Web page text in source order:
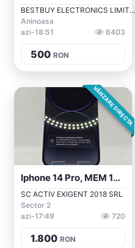
BESTBUY ELECTRONICS LIMIT...
Aninoasa
azi-18:51
6403
500 RON
VÂNZARE DIRECTA
Iphone 14 Pro, MEM 128GB, RAM 6GB, Deep...
SC ACTIV EXIGENT 2018 SRL
Sector 2
azi-17:49
720
1.800 RON